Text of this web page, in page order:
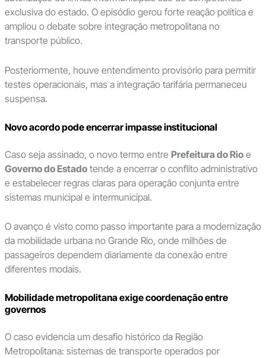
exclusiva do estado. O episódio gerou forte reação política e
ampliou o debate sobre integração metropolitana no
transporte público.
Posteriormente, houve entendimento provisório para permitir
testes operacionais, mas a integração tarifária permaneceu
suspensa.
Novo acordo pode encerrar impasse institucional
Caso seja assinado, o novo termo entre Prefeitura do Rioe
Governo do Estadotende a encerrar o conflito administrativo
e estabelecer regras claras para operação conjunta entre
sistemas municipal e intermunicipal.
O avanço é visto como passo importante para a modernização
da mobilidade urbana no Grande Rio, onde milhões de
passageiros dependem diariamente da conexão entre
diferentes modais.
Mobilidade metropolitana exige coordenação entre
governos
O caso evidencia um desafio histórico da Região
Metropolitana: sistemas de transporte operados por